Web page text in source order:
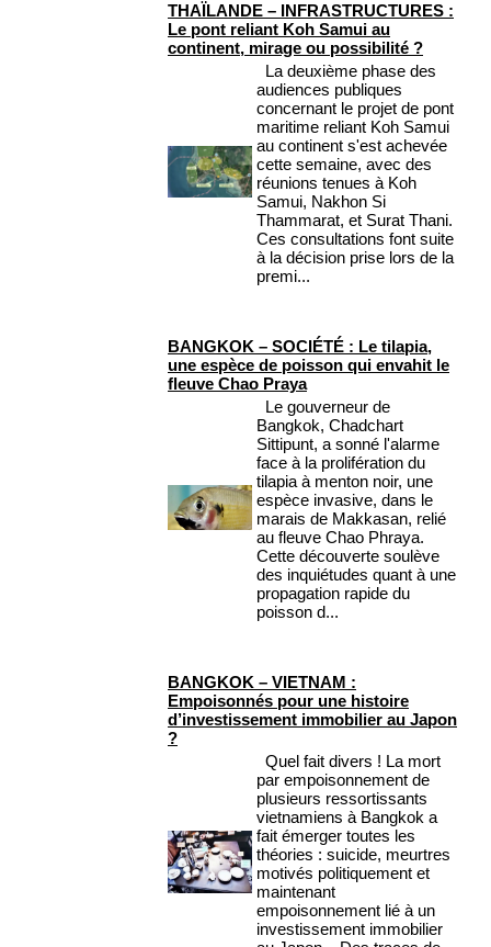
THAÏLANDE – INFRASTRUCTURES :
Le pont reliant Koh Samui au
continent, mirage ou possibilité ?
La deuxième phase des
audiences publiques
concernant le projet de pont
maritime reliant Koh Samui
au continent s'est achevée
cette semaine, avec des
réunions tenues à Koh
Samui, Nakhon Si
Thammarat, et Surat Thani.
Ces consultations font suite
à la décision prise lors de la
premi...
BANGKOK – SOCIÉTÉ : Le tilapia,
une espèce de poisson qui envahit le
fleuve Chao Praya
Le gouverneur de
Bangkok, Chadchart
Sittipunt, a sonné l'alarme
face à la prolifération du
tilapia à menton noir, une
espèce invasive, dans le
marais de Makkasan, relié
au fleuve Chao Phraya.
Cette découverte soulève
des inquiétudes quant à une
propagation rapide du
poisson d...
BANGKOK – VIETNAM :
Empoisonnés pour une histoire
d’investissement immobilier au Japon
?
Quel fait divers ! La mort
par empoisonnement de
plusieurs ressortissants
vietnamiens à Bangkok a
fait émerger toutes les
théories : suicide, meurtres
motivés politiquement et
maintenant
empoisonnement lié à un
investissement immobilier